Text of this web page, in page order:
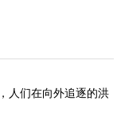
人们在向外追逐的洪